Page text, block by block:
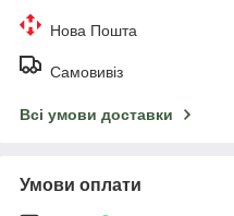
Нова Пошта
Самовивіз
Всі умови доставки
Умови оплати